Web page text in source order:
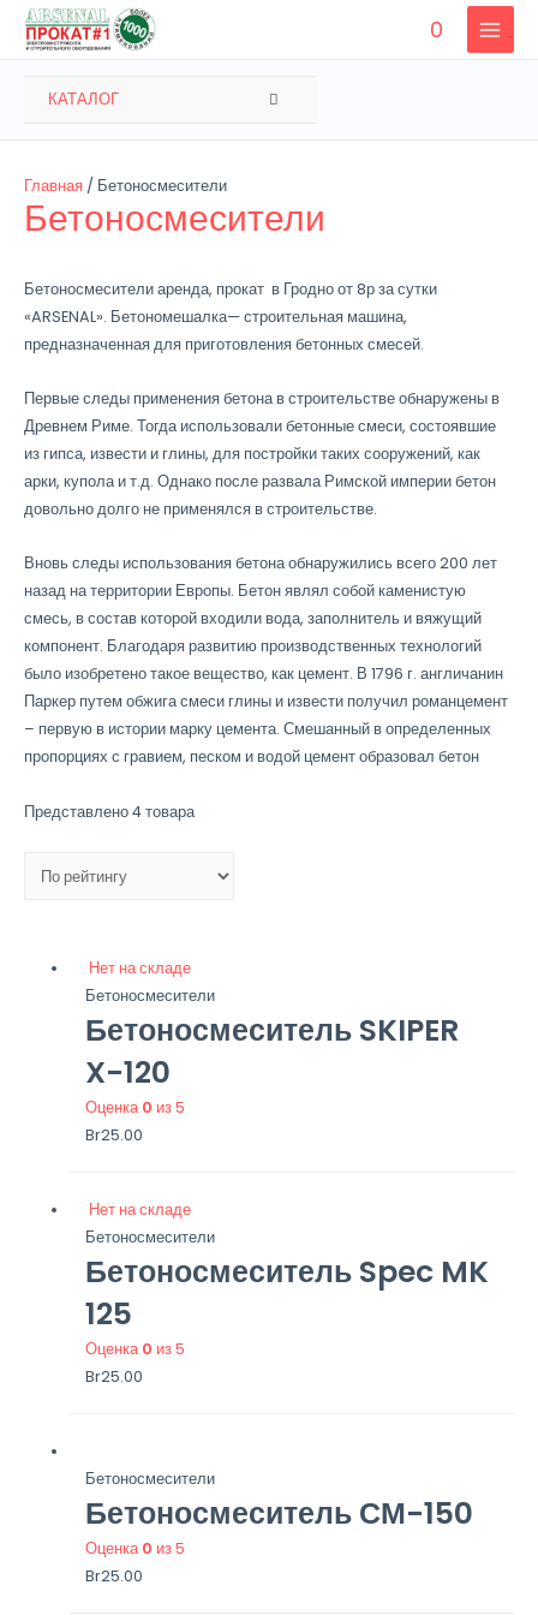
Перейти
0
MAIN
КАТАЛОГ ПЕРЕКЛЮЧАТЕЛЬ
Главная/ Бетоносмесители
Бетоносмесители
Бетоносмесители аренда, прокат в Гродно от 8р за сутки
«ARSENAL». Бетономешалка— строительная машина,
предназначенная для приготовления бетонных смесей.
Первые следы применения бетона в строительстве обнаружены в
Древнем Риме. Тогда использовали бетонные смеси, состоявшие
из гипса, извести и глины, для постройки таких сооружений, как
арки, купола и т.д. Однако после развала Римской империи бетон
довольно долго не применялся в строительстве.
Вновь следы использования бетона обнаружились всего 200 лет
назад на территории Европы. Бетон являл собой каменистую
смесь, в состав которой входили вода, заполнитель и вяжущий
компонент. Благодаря развитию производственных технологий
было изобретено такое вещество, как цемент. В 1796 г. англичанин
Паркер путем обжига смеси глины и извести получил романцемент
– первую в истории марку цемента. Смешанный в определенных
пропорциях с гравием, песком и водой цемент образовал бетон
Представлено 4 товара
Нет на складе
Бетоносмесители
Бетоносмеситель SKIPER
X-120
Оценка0 из 5
Br25.00
Нет на складе
Бетоносмесители
Бетоносмеситель Spec MK
125
Оценка0 из 5
Br25.00
Бетоносмесители
Бетоносмеситель СМ-150
Оценка0 из 5
Br25.00